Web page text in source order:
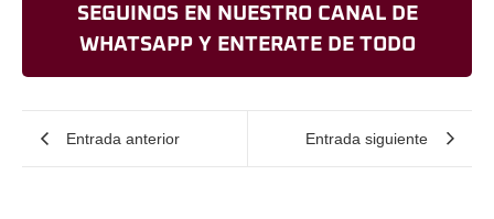
SEGUINOS EN NUESTRO CANAL DE
WHATSAPP Y ENTERATE DE TODO
Entrada anterior Entrada siguiente